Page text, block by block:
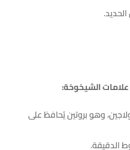
الشيخوخة:
وهو بروتين يُحافظ على
الدقيقة.